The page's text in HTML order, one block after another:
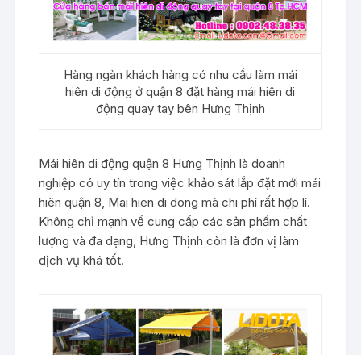
Hàng ngàn khách hàng có nhu cầu làm mái
hiên di động ở quận 8 đặt hàng mái hiên di
động quay tay bên Hưng Thịnh
Mái hiên di động quận 8 Hưng Thịnh là doanh
nghiệp có uy tín trong việc khảo sát lắp đặt mới mái
hiên quận 8, Mai hien di dong mà chi phí rất hợp lí.
Không chỉ mạnh về cung cấp các sản phẩm chất
lượng và đa dạng, Hưng Thịnh còn là đơn vị làm
dịch vụ khá tốt.